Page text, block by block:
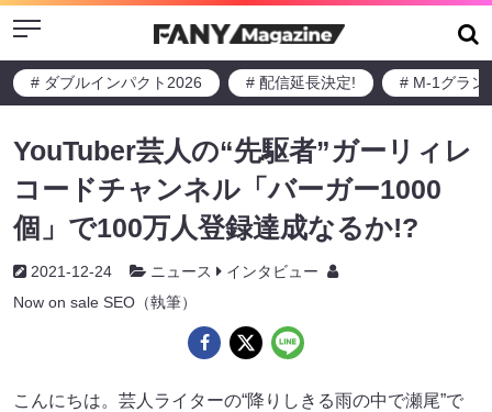
Menu
# ダブルインパクト2026 # 配信延長決定! # M-1グラン
YouTuber芸人の“先駆者”ガーリィレ
コードチャンネル「バーガー1000
個」で100万人登録達成なるか!?
2021-12-24 ニュース
インタビュー
Now on sale SEO（執筆）
こんにちは。芸人ライターの“降りしきる雨の中で瀬尾”で